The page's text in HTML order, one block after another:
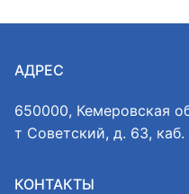
АДРЕС
650000, Кемеровская
т Советский, д. 63, каб.
КОНТАКТЫ